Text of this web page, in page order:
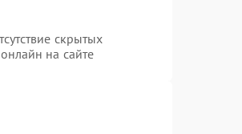
скрытых
на сайте